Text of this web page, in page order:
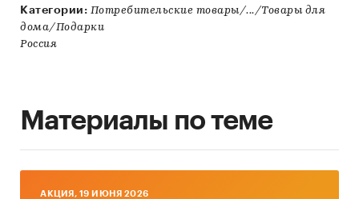
Категории: Потребительские товары/.../Товары для
дома/Подарки
Россия
Материалы по теме
AКЦИЯ, 19 ИЮНЯ 2026